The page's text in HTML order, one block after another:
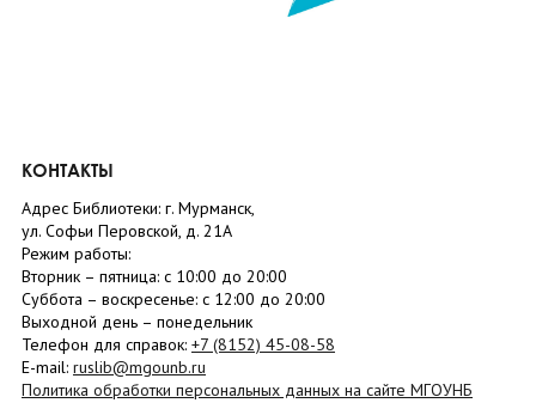
КОНТАКТЫ
Адрес Библиотеки: г. Мурманск,
ул. Софьи Перовской, д. 21А
Режим работы:
Вторник – пятница: с 10:00 до 20:00
Суббота – воскресенье: c 12:00 до 20:00
Выходной день – понедельник
Телефон для справок: +7 (8152) 45-08-58
E-mail: ruslib@mgounb.ru
Политика обработки персональных данных на сайте МГОУНБ